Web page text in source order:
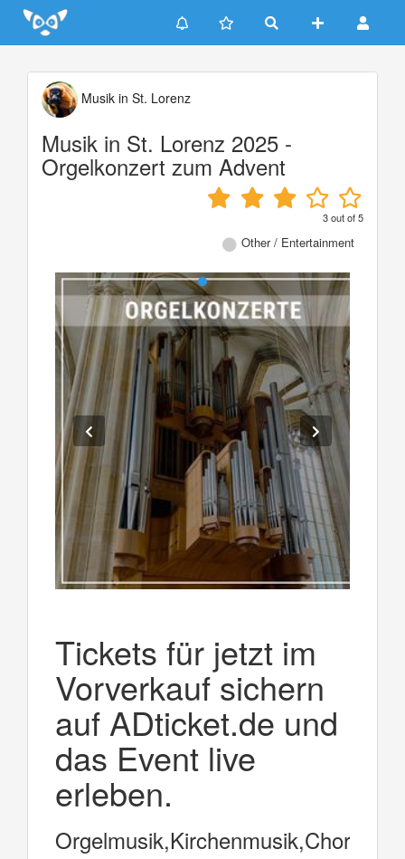
Update cookies preferences
Musik in St. Lorenz
Musik in St. Lorenz 2025 -
Orgelkonzert zum Advent
3out of5
Other / Entertainment
Tickets für jetzt im
Vorverkauf sichern
auf ADticket.de und
das Event live
erleben.